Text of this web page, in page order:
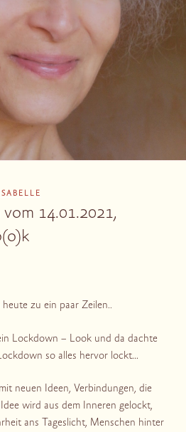
ISABELLE
14.01.2021,
zu ein paar Zeilen..
Lockdown – Look und da dachte
so alles hervor lockt…
neuen Ideen, Verbindungen, die
wird aus dem Inneren gelockt,
ans Tageslicht, Menschen hinter